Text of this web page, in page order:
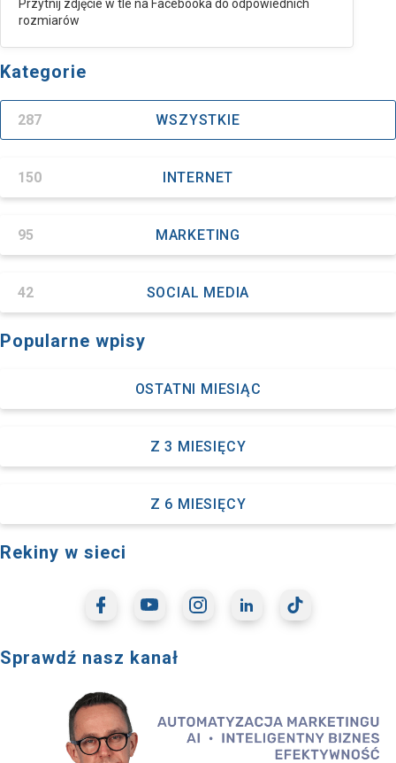
Przytnij zdjęcie w tle na Facebooka do odpowiednich
rozmiarów
Kategorie
WSZYSTKIE
287
INTERNET
150
MARKETING
95
SOCIAL MEDIA
42
Popularne wpisy
OSTATNI MIESIĄC
Z 3 MIESIĘCY
Z 6 MIESIĘCY
Rekiny w sieci
Sprawdź nasz kanał